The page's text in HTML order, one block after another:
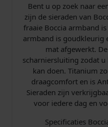
r
g
u
d
a
a
n
t
a
l
Bent u op zoek naar
zijn de sieraden van
fraaie Boccia armband
armband is goudkleurig
mat afgewerkt.
scharniersluiting zodat
kan doen. Titanium
draagcomfort en is
Sieraden zijn
voor iedere dag en
Specificaties